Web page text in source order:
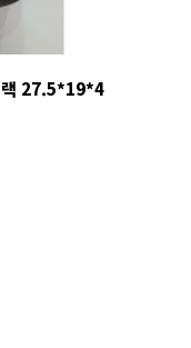
랙 27.5*19*4